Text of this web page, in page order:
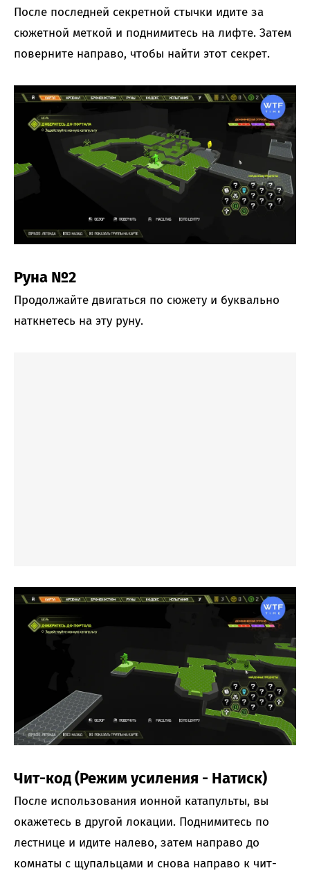
После последней секретной стычки идите за
сюжетной меткой и поднимитесь на лифте. Затем
поверните направо, чтобы найти этот секрет.
Руна №2
Продолжайте двигаться по сюжету и буквально
наткнетесь на эту руну.
Чит-код (Режим усиления - Натиск)
После использования ионной катапульты, вы
окажетесь в другой локации. Поднимитесь по
лестнице и идите налево, затем направо до
комнаты с щупальцами и снова направо к чит-